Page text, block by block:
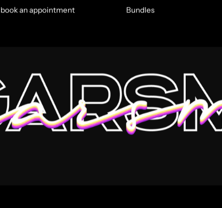
book an appointment
Bundles